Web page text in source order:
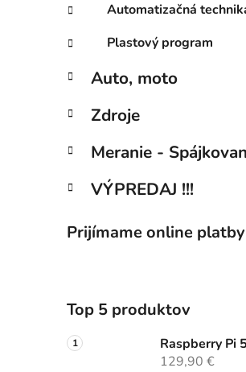
Automatizačná
Plastový program
Auto, moto
Zdroje
Meranie -
VÝPREDAJ !!!
Prijímame online platby
Top 5 produktov
Raspberry Pi
129,90 €